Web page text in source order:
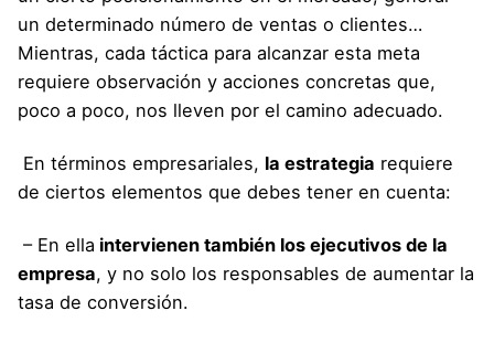
un determinado número de ventas o clientes…
Mientras, cada táctica para alcanzar esta meta
requiere observación y acciones concretas que,
poco a poco, nos lleven por el camino adecuado.
En términos empresariales, la estrategia requiere
de ciertos elementos que debes tener en cuenta:
– En ella intervienen también los ejecutivos de la
empresa, y no solo los responsables de aumentar la
tasa de conversión.